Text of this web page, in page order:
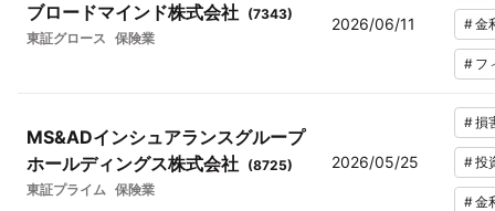
ブロードマインド株式会社 (7343)
東証グロース 保険業
2026/06/11 #金
# フ
MS&ADインシュアランスグループ
ホールディングス株式会社 (8725)
東証プライム 保険業
2026/05/25
#損
#投
#金